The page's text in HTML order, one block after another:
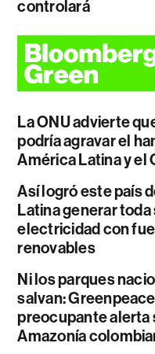
controlará
La ONU advierte
podría agravar el
América Latina y el
Así logró este país
Latina generar toda
electricidad con
renovables
Ni los parques
salvan:
preocupante alerta
Amazonía